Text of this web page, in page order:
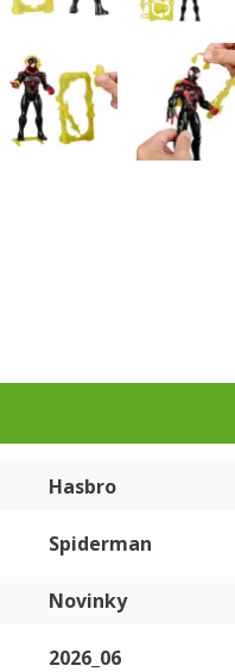
Hasbro
Spiderman
Novinky
2026_06